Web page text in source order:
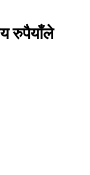
रुपैयाँले